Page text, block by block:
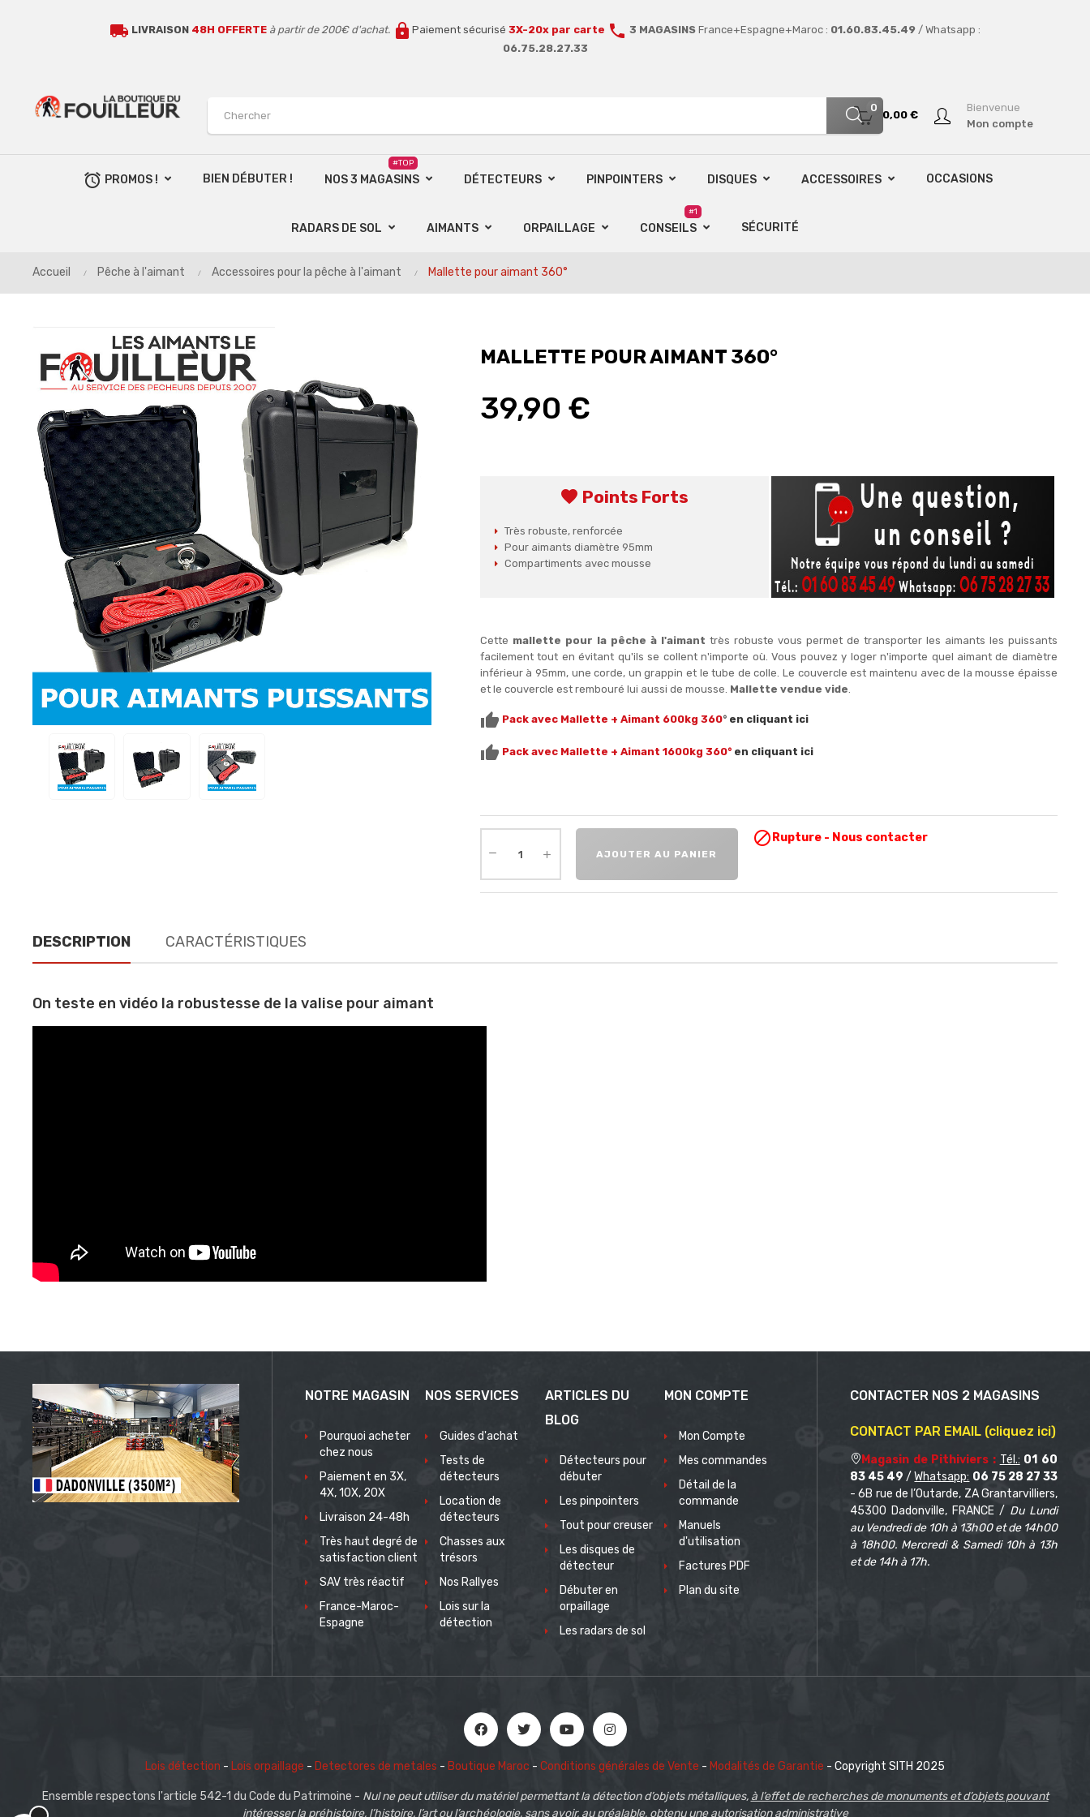
local_shipping LIVRAISON 48H OFFERTE à partir de 200€ d'achat. lock Paiement sécurisé 3X-20x par carte call 3 MAGASINS France+Espagne+Maroc : 01.60.83.45.49 / Whatsapp :
06.75.28.27.33
0
0,00 €
Bienvenue
Mon compte
alarm PROMOS ! BIEN DÉBUTER ! NOS 3 MAGASINS
#TOP
DÉTECTEURS PINPOINTERS DISQUES ACCESSOIRES OCCASIONS
RADARS DE SOL AIMANTS ORPAILLAGE CONSEILS
#1
SÉCURITÉ
Accueil Pêche à l'aimant Accessoires pour la pêche à l'aimant Mallette pour aimant 360°
MALLETTE POUR AIMANT 360°
39,90 €
favorite Points Forts
Très robuste, renforcée
Pour aimants diamètre 95mm
Compartiments avec mousse
Cette mallette pour la pêche à l'aimant très robuste vous permet de transporter les aimants les puissants
facilement tout en évitant qu'ils se collent n'importe où. Vous pouvez y loger n'importe quel aimant de diamètre
inférieur à 95mm, une corde, un grappin et le tube de colle. Le couvercle est maintenu avec de la mousse épaisse
et le couvercle est rembouré lui aussi de mousse. Mallette vendue vide.
thumb_up Pack avec Mallette + Aimant 600kg 360° en cliquant ici
thumb_up Pack avec Mallette + Aimant 1600kg 360° en cliquant ici
AJOUTER AU PANIER
 Rupture - Nous contacter
DESCRIPTION CARACTÉRISTIQUES
On teste en vidéo la robustesse de la valise pour aimant
CONTACTER NOS 2 MAGASINS
CONTACT PAR EMAIL (cliquez ici)
Magasin de Pithiviers : Tél.: 01 60
83 45 49 /Whatsapp: 06 75 28 27 33
- 6B rue de l’Outarde, ZA Grantarvilliers,
45300 Dadonville, FRANCE / Du Lundi
au Vendredi de 10h à 13h00 et de 14h00
à 18h00. Mercredi & Samedi 10h à 13h
et de 14h à 17h.
NOTRE MAGASIN
Pourquoi acheter
chez nous
Paiement en 3X,
4X, 10X, 20X
Livraison 24-48h
Très haut degré de
satisfaction client
SAV très réactif
France-Maroc-
Espagne
NOS SERVICES
Guides d'achat
Tests de
détecteurs
Location de
détecteurs
Chasses aux
trésors
Nos Rallyes
Lois sur la
détection
ARTICLES DU
BLOG
Détecteurs pour
débuter
Les pinpointers
Tout pour creuser
Les disques de
détecteur
Débuter en
orpaillage
Les radars de sol
MON COMPTE
Mon Compte
Mes commandes
Détail de la
commande
Manuels
d'utilisation
Factures PDF
Plan du site
Lois détection - Lois orpaillage - Detectores de metales - Boutique Maroc - Conditions générales de Vente - Modalités de Garantie - Copyright SITH 2025
Ensemble respectons l'article 542-1 du Code du Patrimoine - Nul ne peut utiliser du matériel permettant la détection d’objets métalliques, à l’effet de recherches de monuments et d’objets pouvant
intéresser la préhistoire, l’histoire, l’art ou l’archéologie, sans avoir, au préalable, obtenu une autorisation administrative